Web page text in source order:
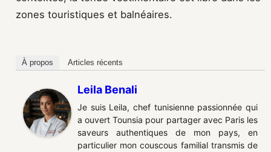
zones touristiques et balnéaires.
À propos Articles récents
Leila Benali
Je suis Leila, chef tunisienne passionnée qui
a ouvert Tounsia pour partager avec Paris les
saveurs authentiques de mon pays, en
particulier mon couscous familial transmis de